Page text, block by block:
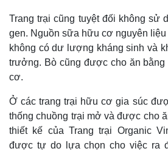
Trang trại cũng tuyệt đối không sử
gen. Nguồn sữa hữu cơ nguyên liệu
không có dư lượng kháng sinh và
trưởng. Bò cũng được cho ăn
cơ.
Ở các trang trại hữu cơ gia súc
thống chuồng trại mở và được cho
thiết kế của Trang trại Organic
được tự do lựa chọn cho việc ra